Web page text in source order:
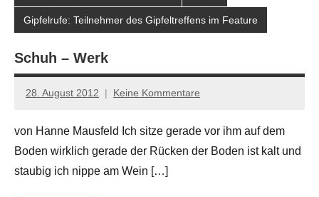
Gipfelrufe: Teilnehmer des Gipfeltreffens im Feature
Schuh – Werk
28. August 2012
Anton
Leitner
Keine Kommentare
von Hanne Mausfeld Ich sitze gerade vor ihm auf dem
Boden wirklich gerade der Rücken der Boden ist kalt und
staubig ich nippe am Wein […]